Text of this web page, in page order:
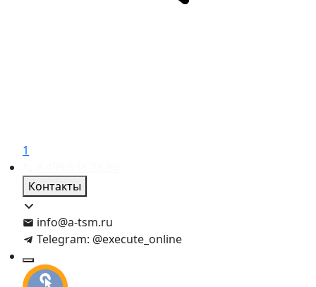
1
Контакты
info@a-tsm.ru
Telegram: @execute_online